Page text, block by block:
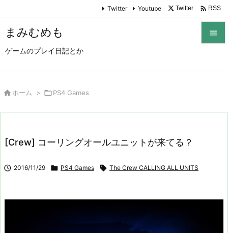
まみむめも
ゲームのプレイ日記とか

Twitter Youtube Twitter  RSS
 ホーム > PS4 Games
[Crew] コーリングオールユニットが来てる？
 2016/11/29  PS4 Games  The Crew CALLING ALL UNITS